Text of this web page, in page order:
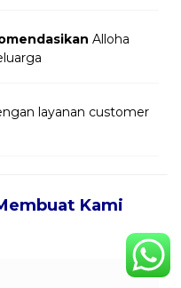
Alloha
layanan customer
Kami